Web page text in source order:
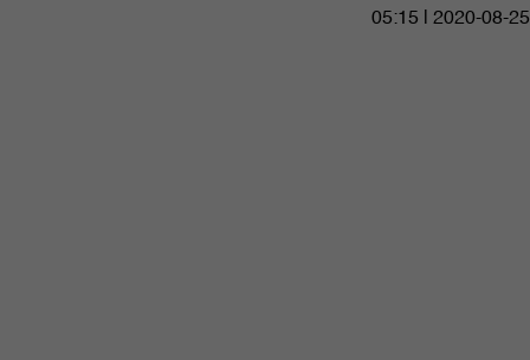
05:15 | 2020-08-25